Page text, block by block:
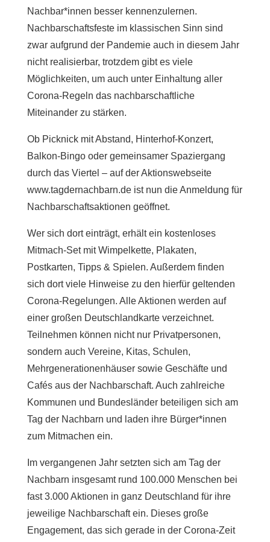
Nachbar*innen besser kennenzulernen.
Nachbarschaftsfeste im klassischen Sinn sind
zwar aufgrund der Pandemie auch in diesem Jahr
nicht realisierbar, trotzdem gibt es viele
Möglichkeiten, um auch unter Einhaltung aller
Corona-Regeln das nachbarschaftliche
Miteinander zu stärken.
Ob Picknick mit Abstand, Hinterhof-Konzert,
Balkon-Bingo oder gemeinsamer Spaziergang
durch das Viertel – auf der Aktionswebseite
www.tagdernachbarn.de ist nun die Anmeldung für
Nachbarschaftsaktionen geöffnet.
Wer sich dort einträgt, erhält ein kostenloses
Mitmach-Set mit Wimpelkette, Plakaten,
Postkarten, Tipps & Spielen. Außerdem finden
sich dort viele Hinweise zu den hierfür geltenden
Corona-Regelungen. Alle Aktionen werden auf
einer großen Deutschlandkarte verzeichnet.
Teilnehmen können nicht nur Privatpersonen,
sondern auch Vereine, Kitas, Schulen,
Mehrgenerationenhäuser sowie Geschäfte und
Cafés aus der Nachbarschaft. Auch zahlreiche
Kommunen und Bundesländer beteiligen sich am
Tag der Nachbarn und laden ihre Bürger*innen
zum Mitmachen ein.
Im vergangenen Jahr setzten sich am Tag der
Nachbarn insgesamt rund 100.000 Menschen bei
fast 3.000 Aktionen in ganz Deutschland für ihre
jeweilige Nachbarschaft ein. Dieses große
Engagement, das sich gerade in der Corona-Zeit